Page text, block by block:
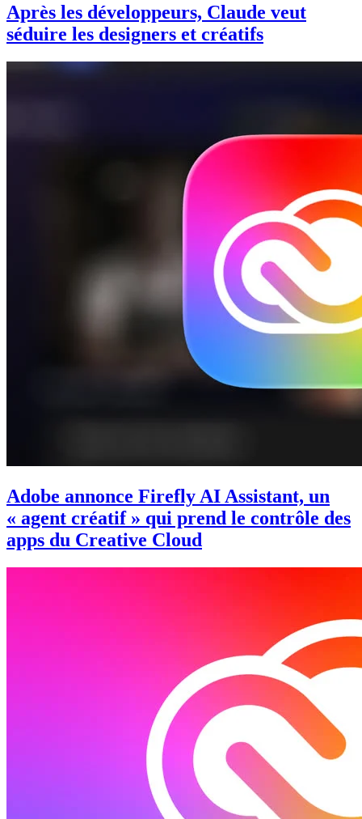
Après les développeurs, Claude veut
séduire les designers et créatifs
Adobe annonce Firefly AI Assistant, un
« agent créatif » qui prend le contrôle des
apps du Creative Cloud